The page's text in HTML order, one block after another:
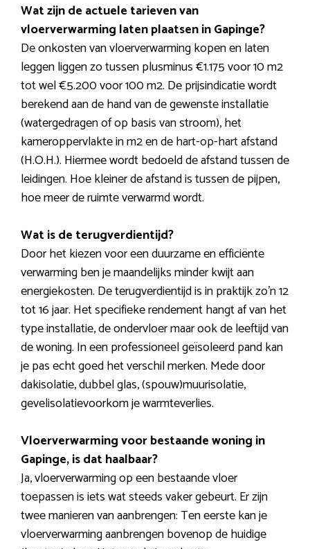
Wat zijn de actuele tarieven van
vloerverwarming laten plaatsen in Gapinge?
De onkosten van vloerverwarming kopen en laten
leggen liggen zo tussen plusminus €1.175 voor 10 m2
tot wel €5.200 voor 100 m2. De prijsindicatie wordt
berekend aan de hand van de gewenste installatie
(watergedragen of op basis van stroom), het
kameroppervlakte in m2 en de hart-op-hart afstand
(H.O.H.). Hiermee wordt bedoeld de afstand tussen de
leidingen. Hoe kleiner de afstand is tussen de pijpen,
hoe meer de ruimte verwarmd wordt.
Wat is de terugverdientijd?
Door het kiezen voor een duurzame en efficiënte
verwarming ben je maandelijks minder kwijt aan
energiekosten. De terugverdientijd is in praktijk zo’n 12
tot 16 jaar. Het specifieke rendement hangt af van het
type installatie, de ondervloer maar ook de leeftijd van
de woning. In een professioneel geïsoleerd pand kan
je pas echt goed het verschil merken. Mede door
dakisolatie, dubbel glas, (spouw)muurisolatie,
gevelisolatievoorkom je warmteverlies.
Vloerverwarming voor bestaande woning in
Gapinge, is dat haalbaar?
Ja, vloerverwarming op een bestaande vloer
toepassen is iets wat steeds vaker gebeurt. Er zijn
twee manieren van aanbrengen: Ten eerste kan je
vloerverwarming aanbrengen bovenop de huidige